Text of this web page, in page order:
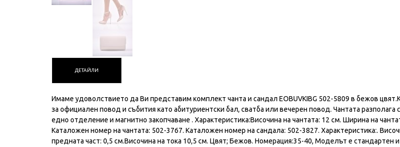
ДЕТАЙЛИ
Имаме удоволствието да Ви представим комплект чанта и сандал EOBUVKIBG 502-5809 в бежов
за официален повод и събития като абитуриентски бал, сватба или вечерен повод. Чантата разполага
едно отделение и магнитно закопчаване . Характеристика:Височина на чантата: 12 см. Ширина на
Kаталожен номер на чантата: 502-3767. Kаталожен номер на сандала: 502-3827. Характеристикa:.
предната част: 0,5 см.Височина на тока 10,5 см. Цвят; Бежов. Номерация:35-40, Моделът е стандартен и